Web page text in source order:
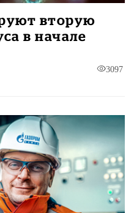
вторую
в начале
3097